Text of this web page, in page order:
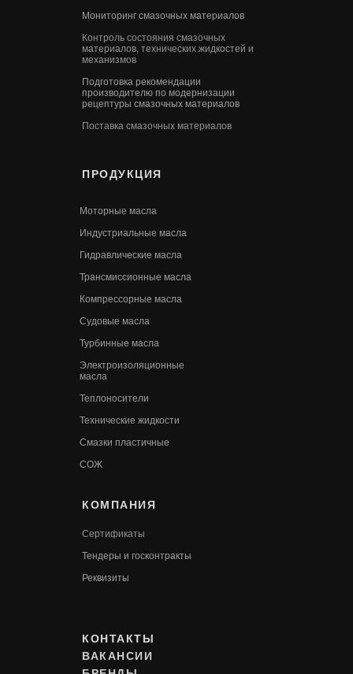
Мониторинг смазочных материалов
Контроль состояния смазочных
материалов, технических жидкостей и
механизмов
Подготовка рекомендации
производителю по модернизации
рецептуры смазочных материалов
Поставка смазочных материалов
ПРОДУКЦИЯ
КОМПАНИЯ
Моторные масла
Индустриальные масла
Гидравлические масла
Трансмиссионные масла
Компрессорные масла
Судовые масла
Турбинные масла
Электроизоляционные
масла
Теплоносители
Технические жидкости
Смазки пластичные
СОЖ
Сертификаты
Тендеры и госконтракты
Реквизиты
КОНТАКТЫ
ВАКАНСИИ